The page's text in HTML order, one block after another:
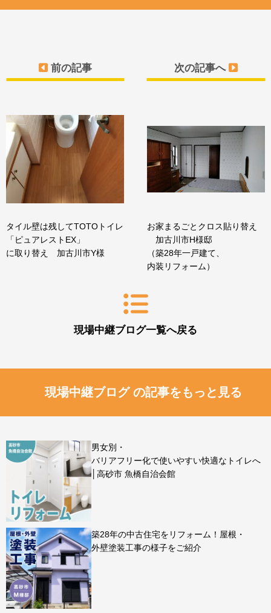
前の記事
タイル壁は残してTOTOトイレ
「ピュアレストEX」
に取り替え 加古川市Y様
現場中継ブログ一覧へ戻る
次の記事へ
お家まるごとクロス貼り替え
加古川市H様邸
（築28年一戸建て、
内装リフォーム）
現場中継ブログ の記事をもっと見る
男女別・
バリアフリー化で使いやすい快適なトイレへ
│高砂市 魚橋自治会館
築28年の中古住宅をリフォーム！屋根・
外壁塗装工事の様子をご紹介